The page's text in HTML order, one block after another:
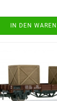
IN DEN